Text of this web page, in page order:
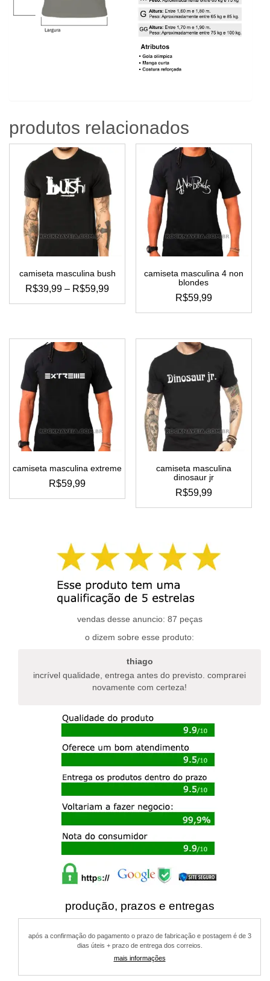
produtos relacionados
camiseta masculina bush
R$39,99 – R$59,99FAIXA
DE
PREÇO:
ATRAVÉS
este
várias
variantes.
opções
podem
escolhidas
do
camiseta masculina 4 non
blondes
R$59,99
este
tem
várias
as
opções
podem
escolhidas
na
página
produto
camiseta masculina extreme
R$59,99
este
variantes.
as
opções
podem
ser
página
camiseta masculina
dinosaur jr
R$59,99
este
várias
variantes.
as
podem
escolhidas
página
vendas desse anuncio: 87 peças
o dizem sobre esse produto:
thiago
incrível qualidade, entrega antes do previsto. comprarei
novamente com certeza!
produção, prazos e entregas
após a confirmação do pagamento o prazo de fabricação e postagem é de 3
dias úteis + prazo de entrega dos correios.
mais informações